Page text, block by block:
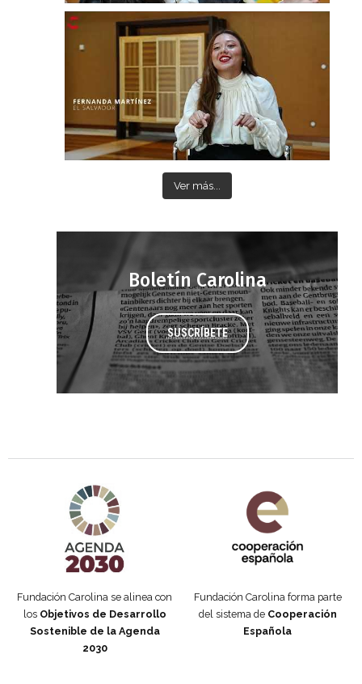
Ver más...
Boletín Carolina
SUSCRÍBETE
Fundación Carolina se alinea con
los Objetivos de Desarrollo
Sostenible de la Agenda
2030
Fundación Carolina forma parte
del sistema de Cooperación
Española